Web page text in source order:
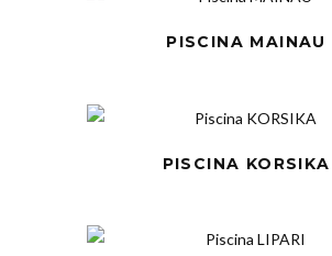
PISCINA MAINAU
PISCINA KORSIKA